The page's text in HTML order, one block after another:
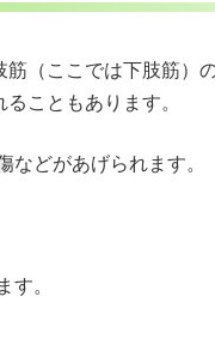
（ここでは下肢筋）
こともあります。
どがあげられます。
す。